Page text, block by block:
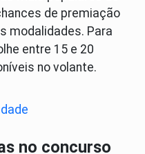
de premiação
modalidades. Para
entre 15 e 20
no volante.
no concurso